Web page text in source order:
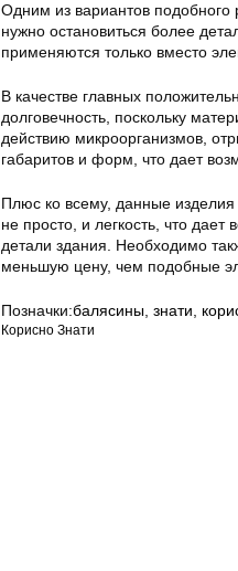
Одним из вариантов
нужно остановиться более
применяются только вместо
В качестве главных
долговечность, поскольку
действию микроорганизмов,
габаритов и форм, что дает
Плюс ко всему, данные
не просто, и легкость, что
детали здания. Необходимо
меньшую цену, чем подобные
Позначки:балясины знати
Корисно Знати